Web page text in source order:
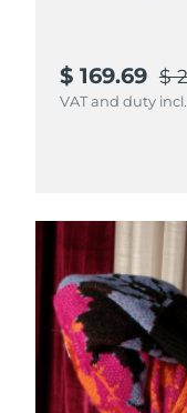
$ 169.69 $
VAT and duty incl.
Korea
Szwecja
Szwajcaria
Tajwan